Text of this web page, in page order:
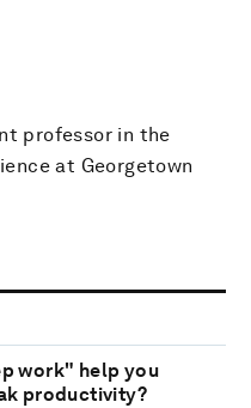
professor in the
at Georgetown
work" help you
productivity?